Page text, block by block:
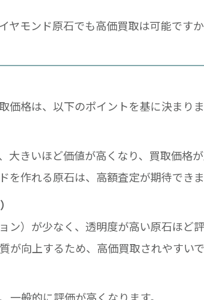
ヤモンド原石でも高価買取は可能です
価格は、以下のポイントを基に決まりま
大きいほど価値が高くなり、買取価格
を作れる原石は、高額査定が期待できま
ン）が少なく、透明度が高い原石ほど
が向上するため、高価買取されやすいで